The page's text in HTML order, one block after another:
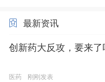
最新资讯
创新药大反攻，要来了
医药 刚刚发表